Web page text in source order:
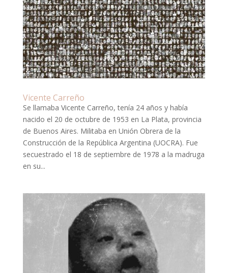
Vicente Carreño
Se llamaba Vicente Carreño, tenía 24 años y había
nacido el 20 de octubre de 1953 en La Plata, provincia
de Buenos Aires. Militaba en Unión Obrera de la
Construcción de la República Argentina (UOCRA). Fue
secuestrado el 18 de septiembre de 1978 a la madruga
en su...